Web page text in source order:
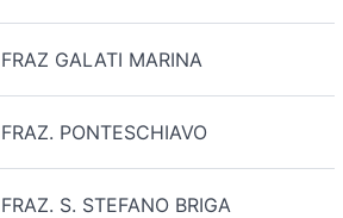
FRAZ GALATI MARINA
FRAZ. PONTESCHIAVO
FRAZ. S. STEFANO BRIGA